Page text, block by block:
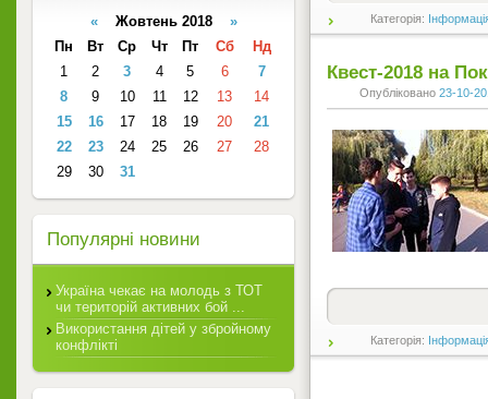
Категорія:
Квест-2018 на
Опубліковано 23-10-
Категорія:
«Жовтень 2018 »
Пн
Вт Ср Чт Пт Сб
Нд
1
2 3 4 5 6
7
8
9 10 11 12 13
14
15
16 17 18 19 20
21
22
23 24 25 26 27
28
29
30 31
Популярні новини
Україна чекає на молодь з ТОТ
чи територій активних бой ...
Використання дітей у збройному
конфлікті